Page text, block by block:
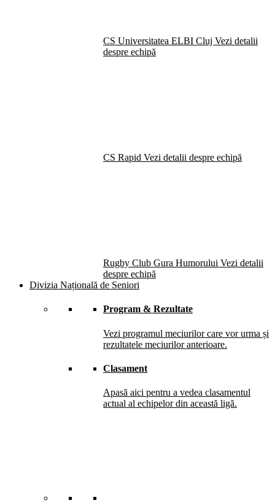
CS Universitatea ELBI Cluj Vezi detalii
despre echipă
CS Rapid Vezi detalii despre echipă
Rugby Club Gura Humorului Vezi detalii
despre echipă
Divizia Națională de Seniori
Program & Rezultate
Vezi programul meciurilor care vor urma și
rezultatele meciurilor anterioare.
Clasament
Apasă aici pentru a vedea clasamentul
actual al echipelor din această ligă.